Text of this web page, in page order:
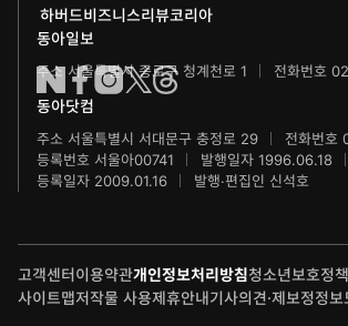
수학동아
어린이수학동아
IT동아
동아주니어음악콩쿠르
동아주니어국악콩쿠르
동아마라톤
동아연극상
제주 국제사진공모전
하서학술재단
하버드비즈니스리뷰코리아
동아일보
주소 서울특별시 종로구 청계천로 1 전화번호
동아닷컴
주소 서울특별시 서대문구 충정로 29
전화번
등록번호 서울아00741
발행일자 1996.06.18
등록일자 2009.01.16
발행·편집인 신석호
고객센터이용약관개인정보처리방침청소년보호정
사이트맵저작물 사용제휴안내기사의견·제보정정보